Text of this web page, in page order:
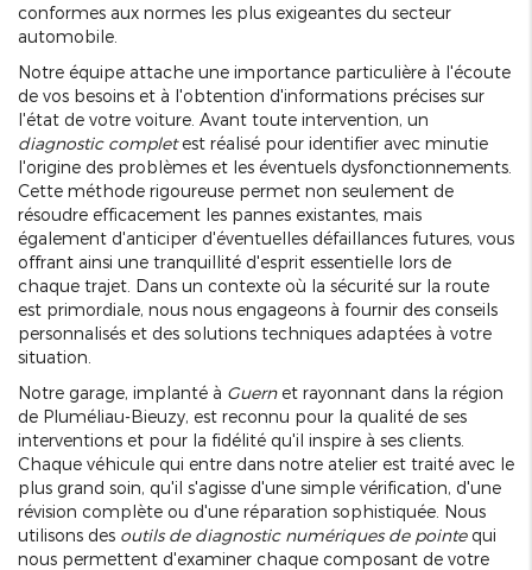
conformes aux normes les plus exigeantes du secteur
automobile.
Notre équipe attache une importance particulière à l'écoute
de vos besoins et à l'obtention d'informations précises sur
l'état de votre voiture. Avant toute intervention, un
diagnostic completest réalisé pour identifier avec minutie
l'origine des problèmes et les éventuels dysfonctionnements.
Cette méthode rigoureuse permet non seulement de
résoudre efficacement les pannes existantes, mais
également d'anticiper d'éventuelles défaillances futures, vous
offrant ainsi une tranquillité d'esprit essentielle lors de
chaque trajet. Dans un contexte où la sécurité sur la route
est primordiale, nous nous engageons à fournir des conseils
personnalisés et des solutions techniques adaptées à votre
situation.
Notre garage, implanté à Guernet rayonnant dans la région
de Pluméliau-Bieuzy, est reconnu pour la qualité de ses
interventions et pour la fidélité qu'il inspire à ses clients.
Chaque véhicule qui entre dans notre atelier est traité avec le
plus grand soin, qu'il s'agisse d'une simple vérification, d'une
révision complète ou d'une réparation sophistiquée. Nous
utilisons des outils de diagnostic numériques de pointequi
nous permettent d'examiner chaque composant de votre